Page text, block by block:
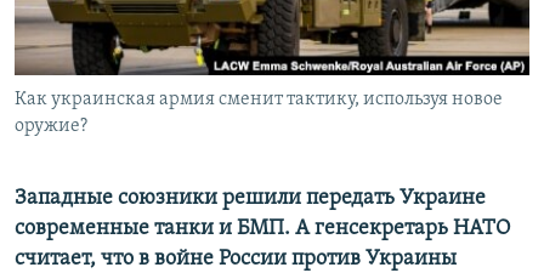
УКРАИНСКАЯ ПРОБЛЕМА КРЫМА
Все сайты RFE/RL
Как украинская армия сменит тактику, используя новое
оружие?
Западные союзники решили передать Украине
современные танки и БМП. А генсекретарь НАТО
считает, что в войне России против Украины